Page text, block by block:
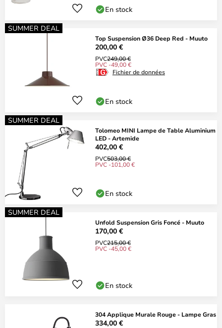
En stock
SUMMER DEAL
Top Suspension Ø36 Deep Red - Muuto
200,00 €
PVC249,00 €
PVC -49,00 €
Fichier de données
En stock
SUMMER DEAL
Tolomeo MINI Lampe de Table Aluminium
LED - Artemide
402,00 €
PVC503,00 €
PVC -101,00 €
En stock
SUMMER DEAL
Unfold Suspension Gris Foncé - Muuto
170,00 €
PVC215,00 €
PVC -45,00 €
En stock
304 Applique Murale Rouge - Lampe Gras
334,00 €